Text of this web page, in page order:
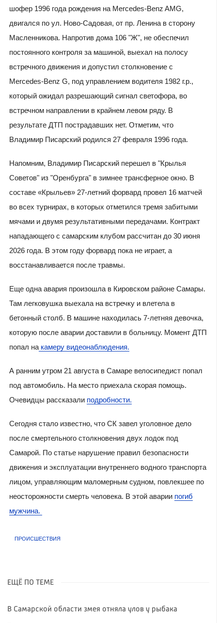
шофер 1996 года рождения на Mercedes-Benz AMG,
двигался по ул. Ново-Садовая, от пр. Ленина в сторону
Масленникова. Напротив дома 106 "Ж", не обеспечил
постоянного контроля за машиной, выехал на полосу
встречного движения и допустил столкновение с
Mercedes-Benz G, под управлением водителя 1982 г.р.,
который ожидал разрешающий сигнал светофора, во
встречном направлении в крайнем левом ряду. В
результате ДТП пострадавших нет. Отметим, что
Владимир Писарский родился 27 февраля 1996 года.
Напомним, Владимир Писарский перешел в "Крылья
Советов" из "Оренбурга" в зимнее трансферное окно. В
составе «Крыльев» 27-летний форвард провел 16 матчей
во всех турнирах, в которых отметился тремя забитыми
мячами и двумя результативными передачами. Контракт
нападающего с самарским клубом рассчитан до 30 июня
2026 года. В этом году форвард пока не играет, а
восстанавливается после травмы.
Еще одна авария произошла в Кировском районе Самары.
Там легковушка выехала на встречку и влетела в
бетонный столб. В машине находилась 7-летняя девочка,
которую после аварии доставили в больницу. Момент ДТП
попал накамеру видеонаблюдения.
А ранним утром 21 августа в Самаре велосипедист попал
под автомобиль. На место приехала скорая помощь.
Очевидцы рассказали подробности.
Сегодня стало известно, что СК завел уголовное дело
после смертельного столкновения двух лодок под
Самарой. По статье нарушение правил безопасности
движения и эксплуатации внутреннего водного транспорта
лицом, управляющим маломерным судном, повлекшее по
неосторожности смерть человека. В этой аварии погиб
мужчина.
ПРОИСШЕСТВИЯ
ЕЩЁ ПО ТЕМЕ
В Самарской области змея отняла улов у рыбака